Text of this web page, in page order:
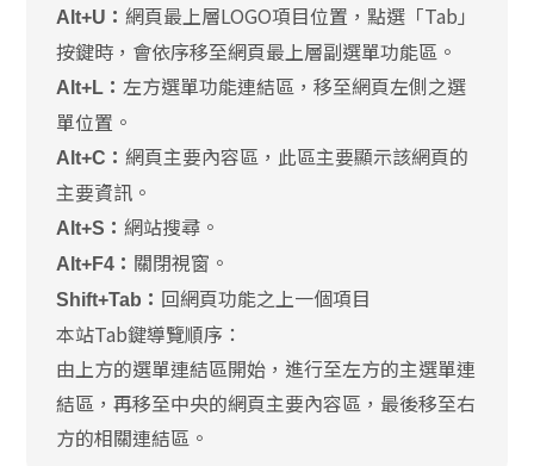
Alt+U：網頁最上層LOGO項目位置，點選「Tab」
按鍵時，會依序移至網頁最上層副選單功能區。
Alt+L： 左方選單功能連結區，移至網頁左側之選
單位置。
Alt+C：網頁主要內容區，此區主要顯示該網頁的
主要資訊。
Alt+S：網站搜尋。
Alt+F4： 關閉視窗。
Shift+Tab： 回網頁功能之上一個項目
本站Tab鍵導覽順序：
由上方的選單連結區開始，進行至左方的主選單連
結區，再移至中央的網頁主要內容區，最後移至右
方的相關連結區。